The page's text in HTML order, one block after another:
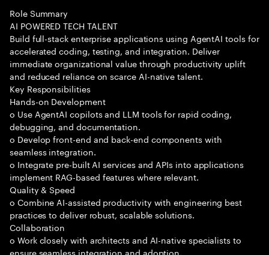
Role Summary
AI POWERED TECH TALENT
Build full-stack enterprise applications using AgentAI tools for
accelerated coding, testing, and integration. Deliver
immediate organizational value through productivity uplift
and reduced reliance on scarce AI-native talent.
Key Responsibilities
Hands-on Development
o Use AgentAI copilots and LLM tools for rapid coding,
debugging, and documentation.
o Develop front-end and back-end components with
seamless integration.
o Integrate pre-built AI services and APIs into applications
implement RAG-based features where relevant.
Quality & Speed
o Combine AI-assisted productivity with engineering best
practices to deliver robust, scalable solutions.
Collaboration
o Work closely with architects and AI-native specialists to
ensure seamless integration and adoption.